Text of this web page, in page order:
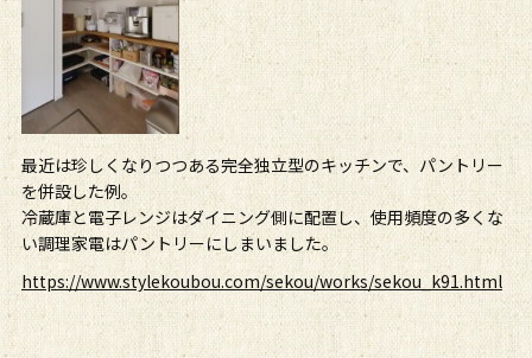
最近は珍しくなりつつある完全独立型のキッチンで、パントリー
を併設した例。
冷蔵庫と電子レンジはダイニング側に配置し、使用頻度の多くな
い調理家電はパントリーにしまいました。
https://www.stylekoubou.com/sekou/works/sekou_k91.html